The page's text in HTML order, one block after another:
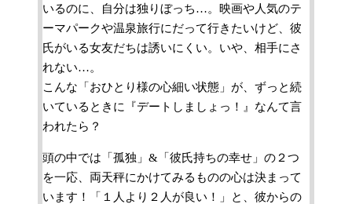
いるのに、自分は独りぼっち…。映画や人気のテ
ーマパークや温泉旅行にだって行きたいけど、彼
氏がいる女友だちは誘いにくい。いや、相手にさ
れない…。
こんな「おひとり様の心細い状態」が、ずっと続
いているときに『デートしましょっ！』なんて言
われたら？
頭の中では「孤独」&「彼氏持ちの幸せ」の２つ
を一応、両天秤にかけてみるものの心は決まって
います！「１人より２人が良い！」と、彼からの